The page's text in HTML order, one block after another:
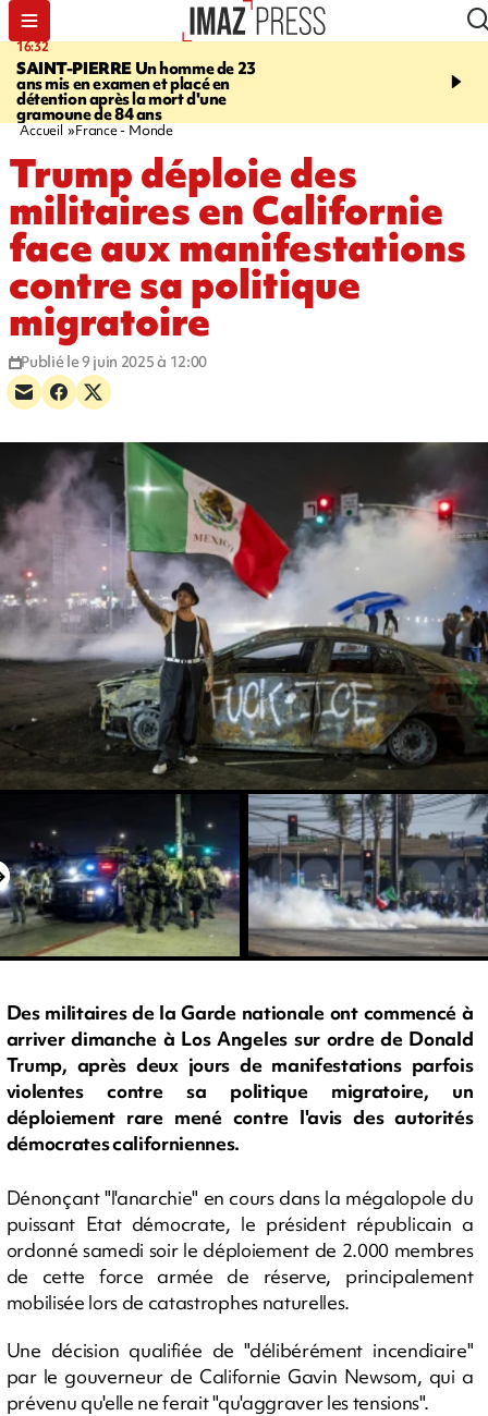
16:32
SAINT-PIERREUn homme de 23
ans mis en examen et placé en
détention après la mort d'une
gramoune de 84 ans
21:08
et Turquie scellent un
Accueil France - Monde
Trump déploie des
militaires en Californie
face aux manifestations
contre sa politique
migratoire
Publié le 9 juin 2025 à 12:00
Des militaires de la Garde nationale ont commencé à
arriver dimanche à Los Angeles sur ordre de Donald
Trump, après deux jours de manifestations parfois
violentes contre sa politique migratoire, un
déploiement rare mené contre l'avis des autorités
démocrates californiennes.
Dénonçant "l'anarchie" en cours dans la mégalopole du
puissant Etat démocrate, le président républicain a
ordonné samedi soir le déploiement de 2.000 membres
de cette force armée de réserve, principalement
mobilisée lors de catastrophes naturelles.
Une décision qualifiée de "délibérément incendiaire"
par le gouverneur de Californie Gavin Newsom, qui a
prévenu qu'elle ne ferait "qu'aggraver les tensions".